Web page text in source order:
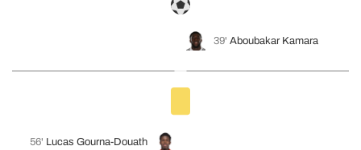
39' Aboubakar Kamara
56' Lucas Gourna-Douath